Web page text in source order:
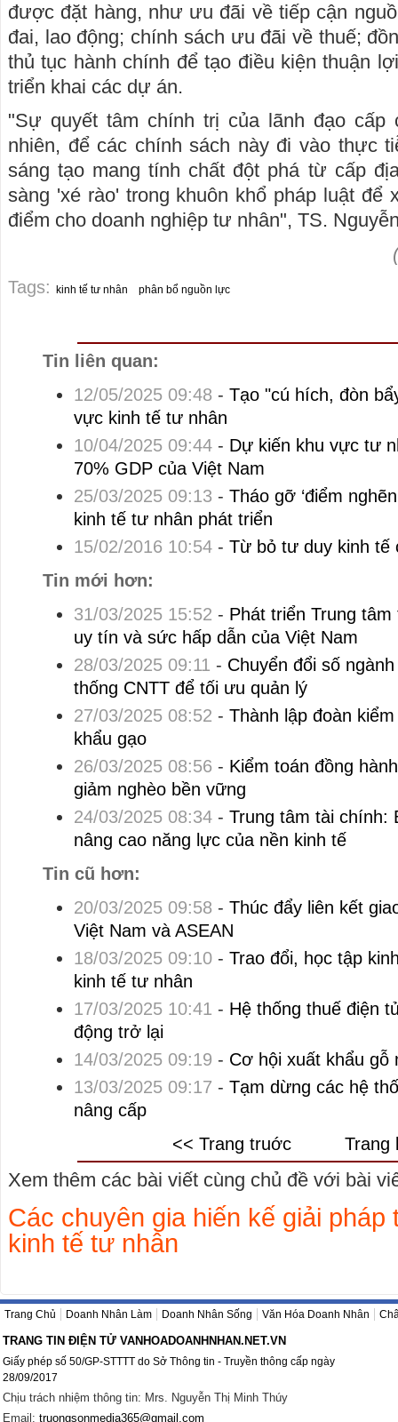
được đặt hàng, như ưu đãi về tiếp cận
đai, lao động; chính sách ưu đãi về thuế;
thủ tục hành chính để tạo điều kiện thuận
triển khai các dự án.
"Sự quyết tâm chính trị của lãnh đạo cấp
nhiên, để các chính sách này đi vào thực
sáng tạo mang tính chất đột phá từ cấp
sàng 'xé rào' trong khuôn khổ pháp luật để
điểm cho doanh nghiệp tư nhân", TS.
Tags: kinh tế tư nhân phân bổ nguồn lực
Tin liên quan:
12/05/2025 09:48 - Tạo "cú hích, đòn
vực kinh tế tư nhân
10/04/2025 09:44- Dự kiến khu vực tư
70% GDP của Việt Nam
25/03/2025 09:13 - Tháo gỡ ‘điểm
kinh tế tư nhân phát triển
15/02/2016 10:54- Từ bỏ tư duy kinh tế
Tin mới hơn:
31/03/2025 15:52 - Phát triển Trung
uy tín và sức hấp dẫn của Việt Nam
28/03/2025 09:11 - Chuyển đổi số
thống CNTT để tối ưu quản lý
27/03/2025 08:52 - Thành lập đoàn
khẩu gạo
26/03/2025 08:56 - Kiểm toán đồng
giảm nghèo bền vững
24/03/2025 08:34- Trung tâm tài chính:
nâng cao năng lực của nền kinh tế
Tin cũ hơn:
20/03/2025 09:58 - Thúc đẩy liên kết
Việt Nam và ASEAN
18/03/2025 09:10- Trao đổi, học tập
kinh tế tư nhân
17/03/2025 10:41 - Hệ thống thuế điện
động trở lại
14/03/2025 09:19 - Cơ hội xuất khẩu gỗ
13/03/2025 09:17 - Tạm dừng các hệ
nâng cấp
<< Trang truớc
Trang
Xem thêm các bài viết cùng chủ đề với bài
Các chuyên gia hiến kế giải pháp
kinh tế tư nhân
Trang Chủ Doanh Nhân Làm Doanh Nhân Sống Văn Hóa Doanh Nhân
TRANG TIN ĐIỆN TỬ VANHOADOANHNHAN.NET.VN
Giấy phép số 50/GP-STTTT do Sở Thông tin - Truyền thông cấp ngày
28/09/2017
Chịu trách nhiệm thông tin: Mrs. Nguyễn Thị Minh Thúy
Email: truongsonmedia365@gmail.com